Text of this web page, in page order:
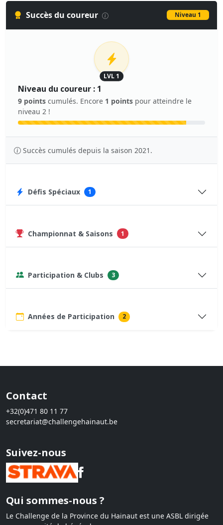
Succès du coureur Niveau 1
LVL 1
Niveau du coureur : 1
9 points cumulés. Encore 1 points pour atteindre le
niveau 2 !
Succès cumulés depuis la saison 2021.
Défis Spéciaux 1
Championnat & Saisons 1
Participation & Clubs 3
Années de Participation 2
Contact
+32(0)471 80 11 77
secretariat@challengehainaut.be
Suivez-nous
Qui sommes-nous ?
Le Challenge de la Province du Hainaut est une ASBL dirigée